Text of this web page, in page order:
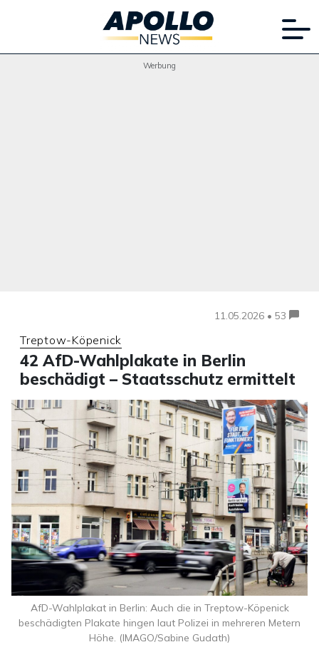
Werbung
11.05.2026 • 53
Treptow-Köpenick
42 AfD-Wahlplakate in Berlin
beschädigt – Staatsschutz ermittelt
AfD-Wahlplakat in Berlin: Auch die in Treptow-Köpenick
beschädigten Plakate hingen laut Polizei in mehreren Metern
Höhe. (IMAGO/Sabine Gudath)